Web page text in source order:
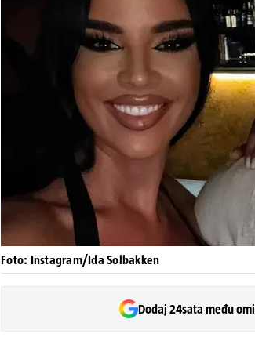
Foto: Instagram/Ida Solbakken
Dodaj 24sata među